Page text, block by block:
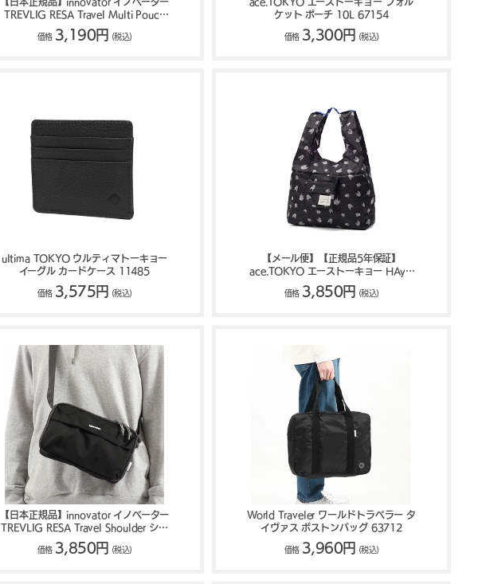
TREVLIG RESA Travel Multi Pouch
ポーチ 2.3L IB4930
価格 3,190円 (税込)
ケット ポーチ 10L 67154
価格 3,300円 (税込)
ultima TOKYO ウルティマトーキョー
イーグル カードケース 11485
価格 3,575円 (税込)
【メール便】【正規品5年保証】
ace.TOKYO エーストーキョー HAyU
2wayマルシェバッグ 23L 17871
価格 3,850円 (税込)
【日本正規品】innovator イノベーター
TREVLIG RESA Travel Shoulder ショ
ルダーバッグ 2L IB5027
価格 3,850円 (税込)
World Traveler ワールドトラベラー タ
イヴァス ボストンバッグ 63712
価格 3,960円 (税込)